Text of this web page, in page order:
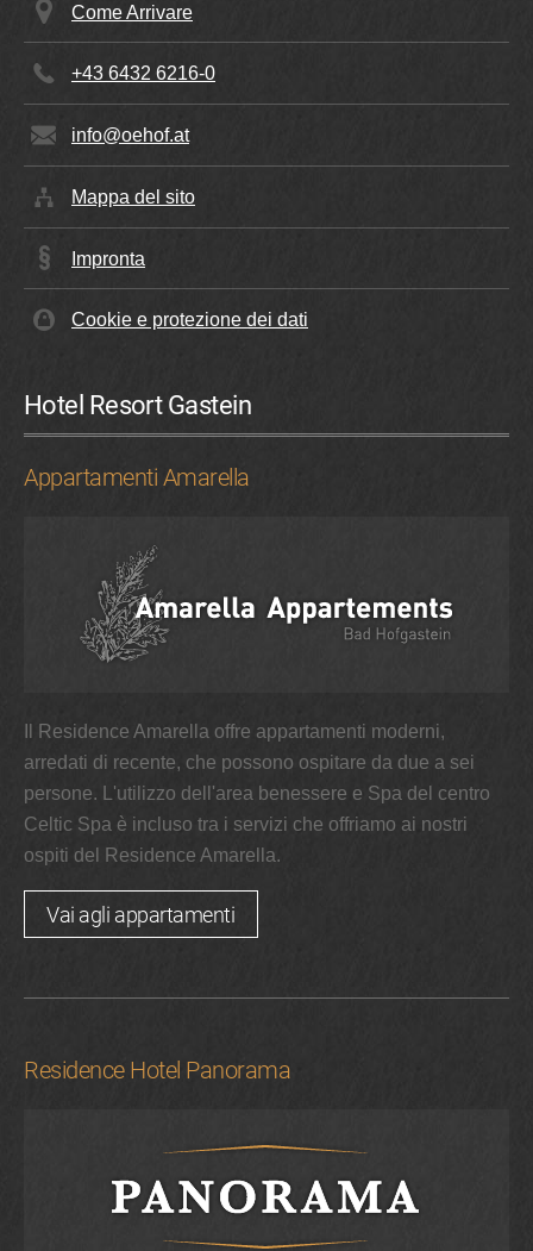
Come Arrivare
+43 6432 6216-0
info@oehof.at
Mappa del sito
Impronta
Cookie e protezione dei dati
Hotel Resort Gastein
Appartamenti Amarella
Il Residence Amarella offre appartamenti moderni,
arredati di recente, che possono ospitare da due a sei
persone. L'utilizzo dell'area benessere e Spa del centro
Celtic Spa è incluso tra i servizi che offriamo ai nostri
ospiti del Residence Amarella.
Vai agli appartamenti
Residence Hotel Panorama